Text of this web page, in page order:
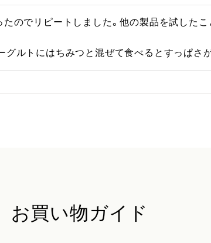
のでリピートしました。他の製品を試した
グルトにはちみつと混ぜて食べるとすっぱさ
お買い物ガイド